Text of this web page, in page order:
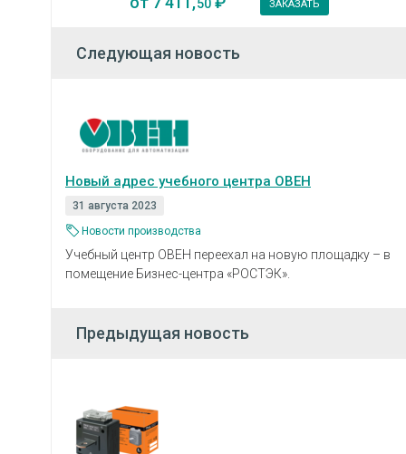
50 ЗАКАЗАТЬ
Следующая новость
Новый адрес учебного центра ОВЕН
31 августа 2023
Новости производства
Учебный центр ОВЕН переехал на новую площадку – в
помещение Бизнес-центра «РОСТЭК».
Предыдущая новость